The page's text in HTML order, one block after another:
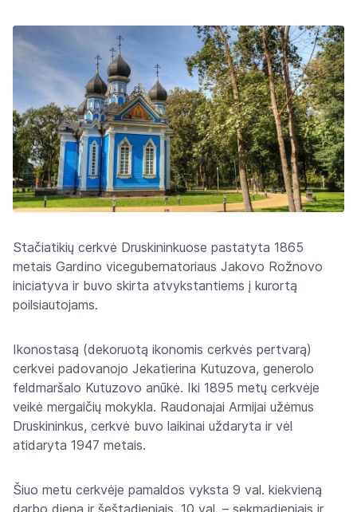
Stačiatikių cerkvė Druskininkuose pastatyta 1865
metais Gardino vicegubernatoriaus Jakovo Rožnovo
iniciatyva ir buvo skirta atvykstantiems į kurortą
poilsiautojams.
Ikonostasą (dekoruotą ikonomis cerkvės pertvarą)
cerkvei padovanojo Jekatierina Kutuzova, generolo
feldmaršalo Kutuzovo anūkė. Iki 1895 metų cerkvėje
veikė mergaičių mokykla. Raudonajai Armijai užėmus
Druskininkus, cerkvė buvo laikinai uždaryta ir vėl
atidaryta 1947 metais.
Šiuo metu cerkvėje pamaldos vyksta 9 val. kiekvieną
darbo dieną ir šeštadieniais, 10 val. – sekmadieniais ir